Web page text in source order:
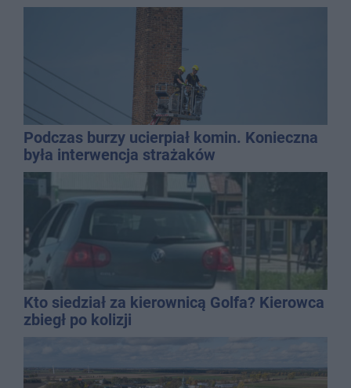
Podczas burzy ucierpiał komin. Konieczna
była interwencja strażaków
Kto siedział za kierownicą Golfa? Kierowca
zbiegł po kolizji